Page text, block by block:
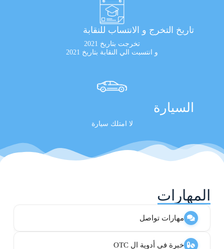
تاريخ التخرج و الانتساب للنقابة
تخرجت بتاريخ 2021
و انتسبت الي النقابة بتاريخ 2021
السيارة
لا امتلك سيارة
المهارات
مهارات تواصل
خبرة في أدوية ال OTC